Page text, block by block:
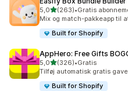
5,0ud af 5 stjerner
(263)
263 anmeldelser i alt
•Gratis
Mix og match-pakkeapp til
Built for Shopify
AppHero: Free Gifts
5,0ud af 5 stjerner
(326)
326 anmeldelser i alt
•Gratis
Tilføj automatisk gratis
Built for Shopify